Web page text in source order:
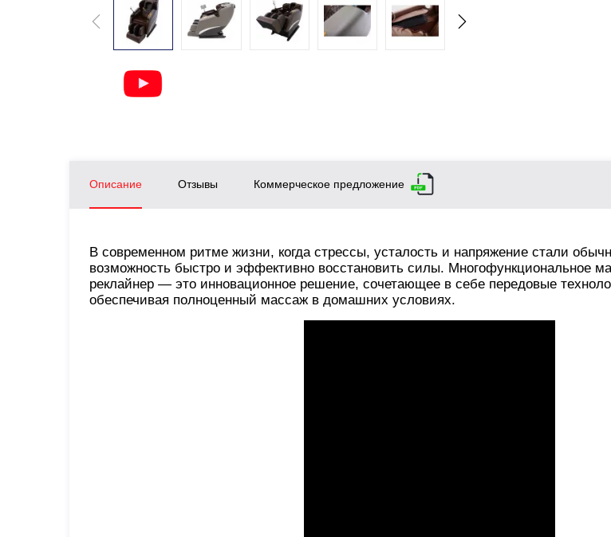
Описание Отзывы Коммерческое предложение
В современном ритме жизни, когда стрессы, усталость и напряжение стали
возможность быстро и эффективно восстановить силы. Многофункциональное
реклайнер — это инновационное решение, сочетающее в себе передовые
обеспечивая полноценный массаж в домашних условиях.